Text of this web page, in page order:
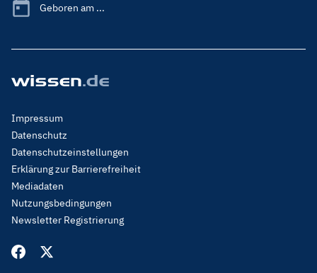
Geboren am ...
Footer
Menu
Legal
Impressum
Datenschutz
Datenschutzeinstellungen
Erklärung zur Barrierefreiheit
Mediadaten
Nutzungsbedingungen
Newsletter Registrierung